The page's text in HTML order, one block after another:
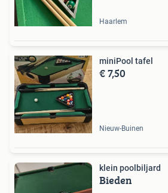
Haarlem
miniPool tafel
€ 7,50
Nieuw-Buinen
klein poolbiljard
Bieden